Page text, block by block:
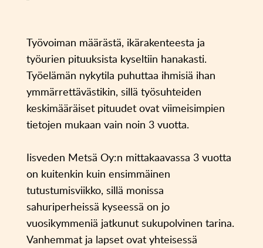
Työvoiman määrästä, ikärakenteesta ja
työurien pituuksista kyseltiin hanakasti.
Työelämän nykytila puhuttaa ihmisiä ihan
ymmärrettävästikin, sillä työsuhteiden
keskimääräiset pituudet ovat viimeisimpien
tietojen mukaan vain noin 3 vuotta.
Iisveden Metsä Oy:n mittakaavassa 3 vuotta
on kuitenkin kuin ensimmäinen
tutustumisviikko, sillä monissa
sahuriperheissä kyseessä on jo
vuosikymmeniä jatkunut sukupolvinen tarina.
Vanhemmat ja lapset ovat yhteisessä